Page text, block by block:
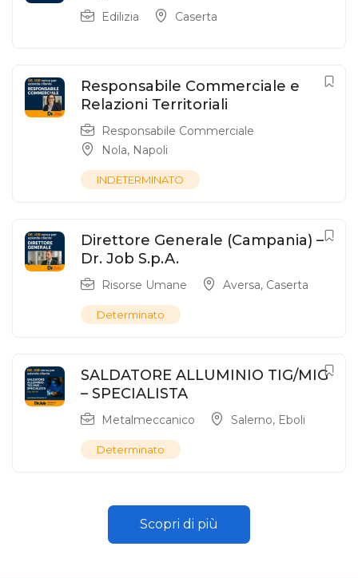
Edilizia Caserta
Responsabile Commerciale e
Relazioni Territoriali
Responsabile Commerciale
Nola, Napoli
INDETERMINATO
Direttore Generale (Campania) –
Dr. Job S.p.A.
Risorse Umane Aversa, Caserta
Determinato
SALDATORE ALLUMINIO TIG/MIG
– SPECIALISTA
Metalmeccanico Salerno, Eboli
Determinato
Scopri di più